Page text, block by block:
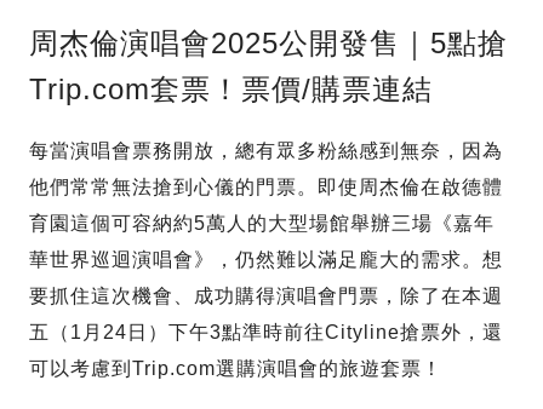
周杰倫演唱會2025公開發售｜5點搶
Trip.com套票！票價/購票連結
每當演唱會票務開放，總有眾多粉絲感到無奈，因為
他們常常無法搶到心儀的門票。即使周杰倫在啟德體
育園這個可容納約5萬人的大型場館舉辦三場《嘉年
華世界巡迴演唱會》，仍然難以滿足龐大的需求。想
要抓住這次機會、成功購得演唱會門票，除了在本週
五（1月24日）下午3點準時前往Cityline搶票外，還
可以考慮到Trip.com選購演唱會的旅遊套票！